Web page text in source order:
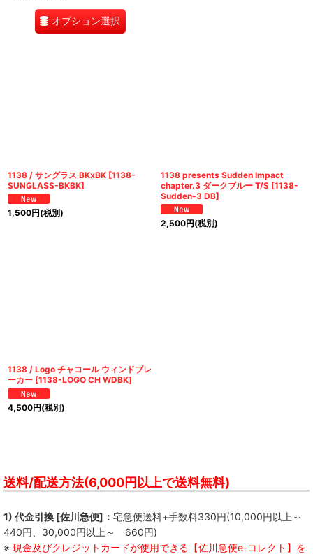
オプション選択
1138 / サングラス BKxBK [1138-
SUNGLASS-BKBK]
1,500円(税別)
1138 presents Sudden Impact
chapter.3 ダークブルー T/S [1138-
Sudden-3 DB]
2,500円(税別)
1138 / Logo チャコール ウィンドブレ
ーカー [1138-LOGO CH WDBK]
4,500円(税別)
送料/配送方法(6,000円以上で送料無料)
1) 代金引換 [佐川急便]： 宅急便送料+手数料330円(10,000円以上～
440円、30,000円以上～ 660円)
※ 現金及びクレジットカードが使用できる【佐川急便e-コレクト】を